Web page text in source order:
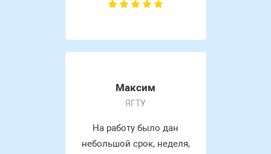
Максим
ЯГТУ
На работу было дан
небольшой срок, неделя,